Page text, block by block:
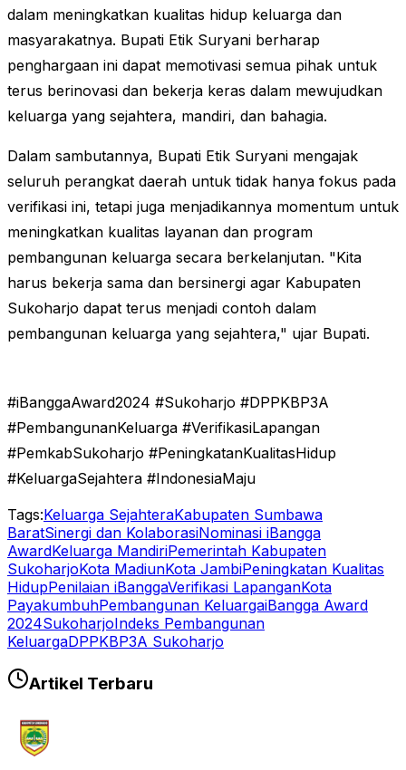
dalam meningkatkan kualitas hidup keluarga dan
masyarakatnya. Bupati Etik Suryani berharap
penghargaan ini dapat memotivasi semua pihak untuk
terus berinovasi dan bekerja keras dalam mewujudkan
keluarga yang sejahtera, mandiri, dan bahagia​.
Dalam sambutannya, Bupati Etik Suryani mengajak
seluruh perangkat daerah untuk tidak hanya fokus pada
verifikasi ini, tetapi juga menjadikannya momentum untuk
meningkatkan kualitas layanan dan program
pembangunan keluarga secara berkelanjutan. "Kita
harus bekerja sama dan bersinergi agar Kabupaten
Sukoharjo dapat terus menjadi contoh dalam
pembangunan keluarga yang sejahtera," ujar Bupati​.
#iBanggaAward2024 #Sukoharjo #DPPKBP3A
#PembangunanKeluarga #VerifikasiLapangan
#PemkabSukoharjo #PeningkatanKualitasHidup
#KeluargaSejahtera #IndonesiaMaju
Tags:Keluarga SejahteraKabupaten Sumbawa
BaratSinergi dan KolaborasiNominasi iBangga
AwardKeluarga MandiriPemerintah Kabupaten
SukoharjoKota MadiunKota JambiPeningkatan Kualitas
HidupPenilaian iBanggaVerifikasi LapanganKota
PayakumbuhPembangunan KeluargaiBangga Award
2024SukoharjoIndeks Pembangunan
KeluargaDPPKBP3A Sukoharjo
Artikel Terbaru